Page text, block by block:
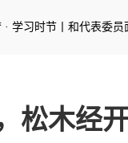
节丨和代表委员面对面
松木经